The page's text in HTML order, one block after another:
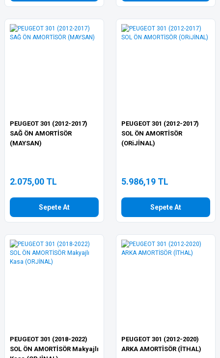
PEUGEOT 301 (2012-2017)
SAĞ ÖN AMORTİSÖR
(MAYSAN)
2.075,00 TL
Sepete At
PEUGEOT 301 (2012-2017)
SOL ÖN AMORTİSÖR
(ORiJİNAL)
5.986,19 TL
Sepete At
PEUGEOT 301 (2018-2022)
SOL ÖN AMORTİSÖR Makyajlı
PEUGEOT 301 (2012-2020)
ARKA AMORTİSÖR (İTHAL)